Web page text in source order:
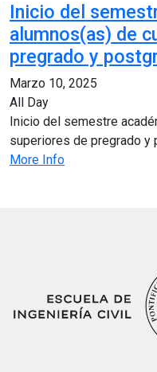
Inicio del
alumnos(as) de
pregrado y
Marzo 10, 2025
All Day
Inicio del semestre
superiores de pregrado y
More Info